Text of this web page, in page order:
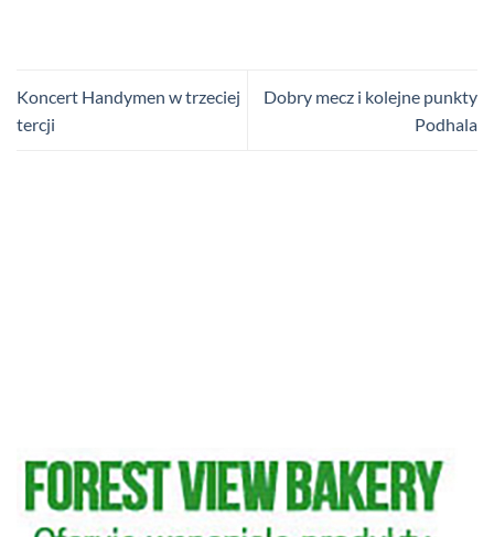
Koncert Handymen w trzeciej
tercji
Dobry mecz i kolejne punkty
Podhala